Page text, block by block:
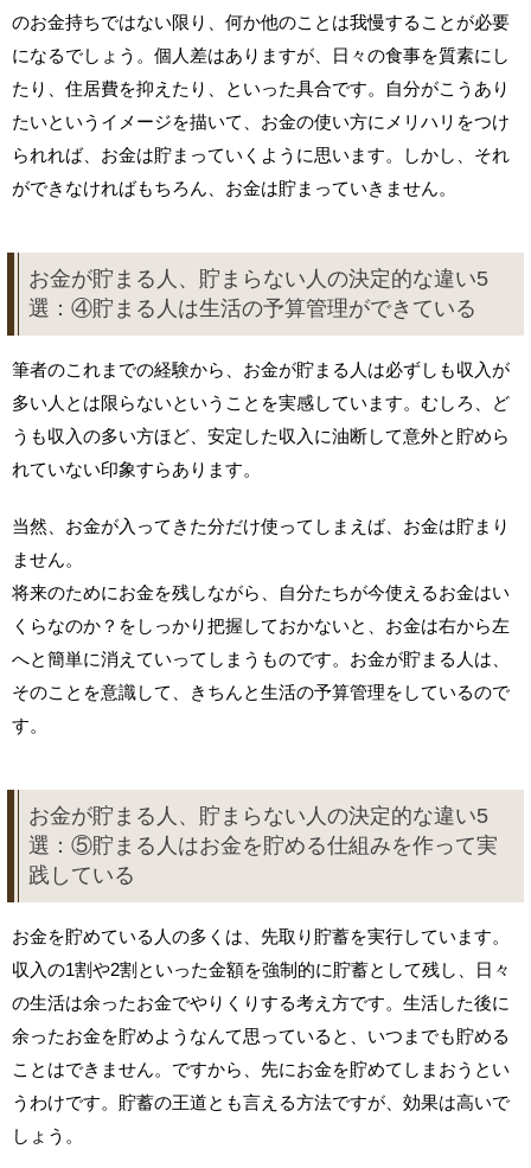
のお金持ちではない限り、何か他のことは我慢することが必要
になるでしょう。個人差はありますが、日々の食事を質素にし
たり、住居費を抑えたり、といった具合です。自分がこうあり
たいというイメージを描いて、お金の使い方にメリハリをつけ
られれば、お金は貯まっていくように思います。しかし、それ
ができなければもちろん、お金は貯まっていきません。
お金が貯まる人、貯まらない人の決定的な違い5
選：④貯まる人は生活の予算管理ができている
筆者のこれまでの経験から、お金が貯まる人は必ずしも収入が
多い人とは限らないということを実感しています。むしろ、ど
うも収入の多い方ほど、安定した収入に油断して意外と貯めら
れていない印象すらあります。
当然、お金が入ってきた分だけ使ってしまえば、お金は貯まり
ません。
将来のためにお金を残しながら、自分たちが今使えるお金はい
くらなのか？をしっかり把握しておかないと、お金は右から左
へと簡単に消えていってしまうものです。お金が貯まる人は、
そのことを意識して、きちんと生活の予算管理をしているので
す。
お金が貯まる人、貯まらない人の決定的な違い5
選：⑤貯まる人はお金を貯める仕組みを作って実
践している
お金を貯めている人の多くは、先取り貯蓄を実行しています。
収入の1割や2割といった金額を強制的に貯蓄として残し、日々
の生活は余ったお金でやりくりする考え方です。生活した後に
余ったお金を貯めようなんて思っていると、いつまでも貯める
ことはできません。ですから、先にお金を貯めてしまおうとい
うわけです。貯蓄の王道とも言える方法ですが、効果は高いで
しょう。